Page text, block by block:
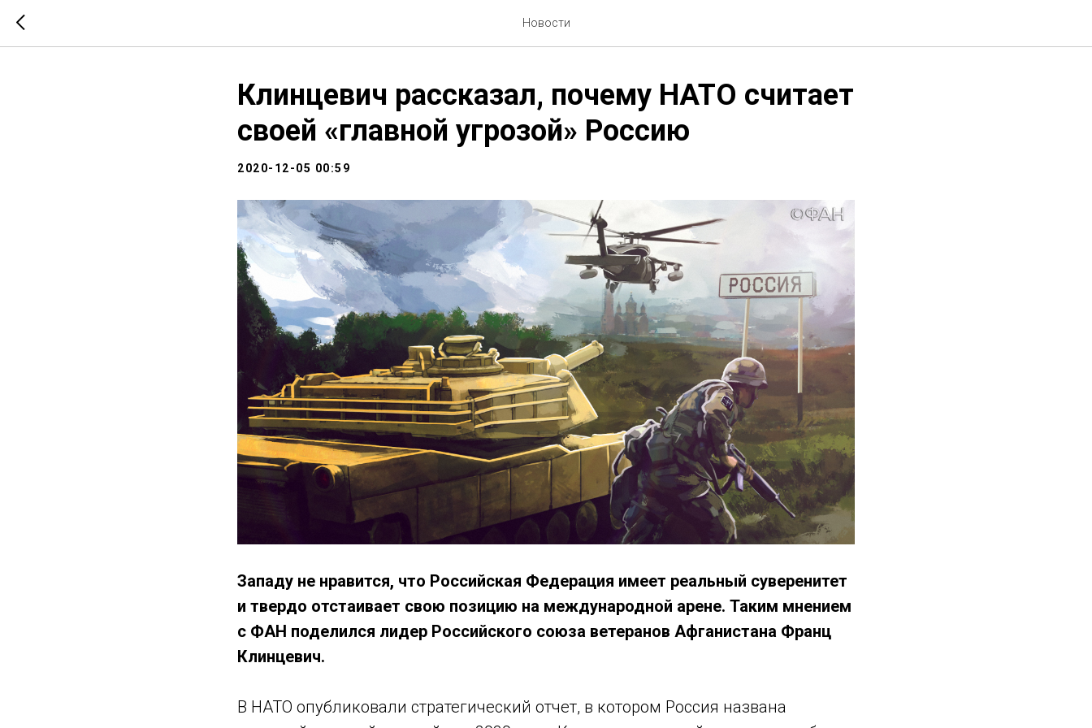
Новости
Клинцевич рассказал, почему НАТО считает
своей «главной угрозой» Россию
2020-12-05 00:59
Западу не нравится, что Российская Федерация имеет реальный суверенитет
и твердо отстаивает свою позицию на международной арене. Таким мнением
с ФАН поделился лидер Российского союза ветеранов Афганистана Франц
Клинцевич.
В НАТО опубликовали стратегический отчет, в котором Россия названа